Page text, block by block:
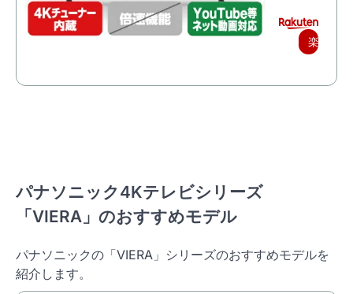
楽
パナソニック4Kテレビシリーズ
「VIERA」のおすすめモデル
パナソニックの「VIERA」シリーズのおすすめモデルを
紹介します。